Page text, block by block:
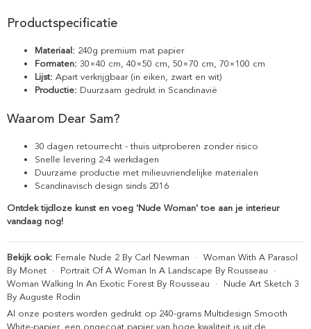
Productspecificatie
Materiaal: 240g premium mat papier
Formaten: 30×40 cm, 40×50 cm, 50×70 cm, 70×100 cm
Lijst: Apart verkrijgbaar (in eiken, zwart en wit)
Productie: Duurzaam gedrukt in Scandinavië
Waarom Dear Sam?
30 dagen retourrecht - thuis uitproberen zonder risico
Snelle levering 2-4 werkdagen
Duurzame productie met milieuvriendelijke materialen
Scandinavisch design sinds 2016
Ontdek tijdloze kunst en voeg 'Nude Woman' toe aan je interieur
vandaag nog!
Bekijk ook: Female Nude 2 By Carl Newman · Woman With A Parasol
By Monet · Portrait Of A Woman In A Landscape By Rousseau ·
Woman Walking In An Exotic Forest By Rousseau · Nude Art Sketch 3
By Auguste Rodin
Al onze posters worden gedrukt op 240-grams Multidesign Smooth